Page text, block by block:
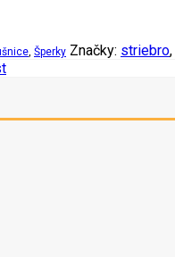
, Šperky Značky: striebro,